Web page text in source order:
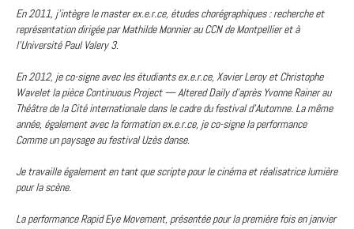
En 2011, j’intègre le master ex.e.r.ce, études chorégraphiques : recherche et
représentation dirigée par Mathilde Monnier au CCN de Montpellier et à
l'Université Paul Valery 3.
En 2012, je co-signe avec les étudiants ex.e.r.ce, Xavier Leroy et Christophe
Wavelet la pièce Continuous Project — Altered Daily d'après Yvonne Rainer au
Théâtre de la Cité internationale dans le cadre du festival d'Automne. La même
année, également avec la formation ex.e.r.ce, je co-signe la performance
Comme un paysage au festival Uzès danse.
Je travaille également en tant que scripte pour le cinéma et réalisatrice lumière
pour la scène.
La performance Rapid Eye Movement, présentée pour la première fois en janvier